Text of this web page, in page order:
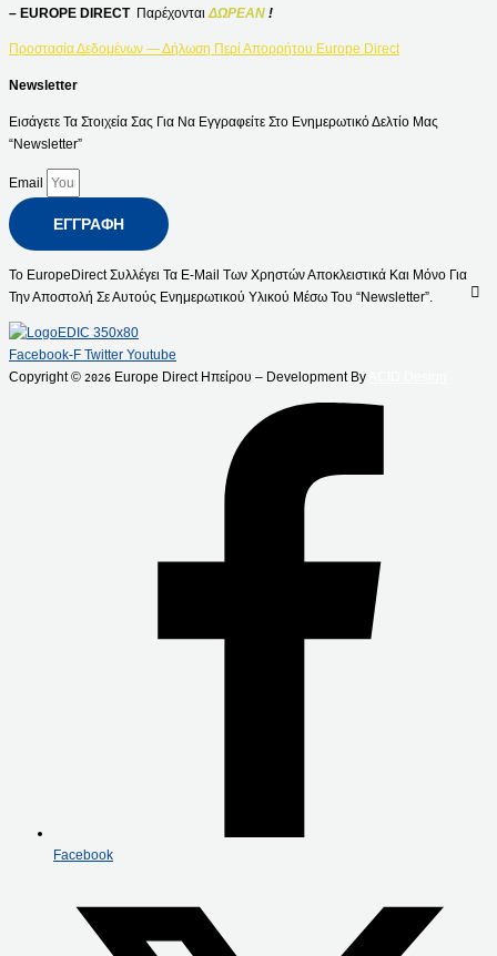
– EUROPE DIRECT Παρέχονται ΔΩΡΕΑΝ !
Προστασία Δεδομένων — Δήλωση Περί Απορρήτου Europe Direct
Newsletter
Εισάγετε Τα Στοιχεία Σας Για Να Εγγραφείτε Στο Ενημερωτικό Δελτίο Μας
“Newsletter”
Email
ΕΓΓΡΑΦΉ
Το EuropeDirect Συλλέγει Τα E-Mail Των Χρηστών Αποκλειστικά Και Μόνο Για
Την Αποστολή Σε Αυτούς Ενημερωτικού Υλικού Μέσω Του “Newsletter”.
Facebook-F Twitter Youtube
Copyright © 2026 Europe Direct Ηπείρου – Development By
Facebook